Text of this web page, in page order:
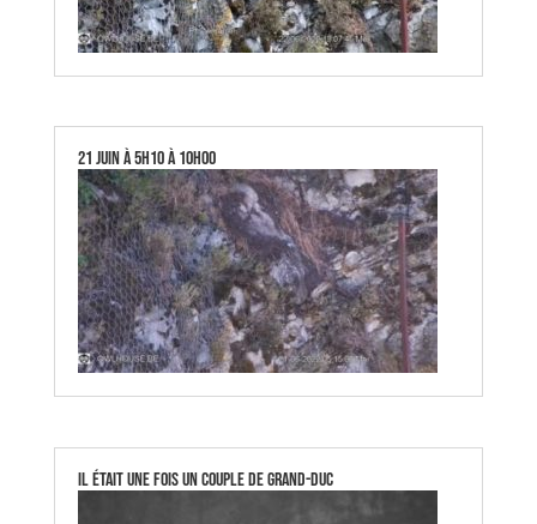
21 Juin à 5h10 à 10h00
Il était une fois un couple de Grand-Duc